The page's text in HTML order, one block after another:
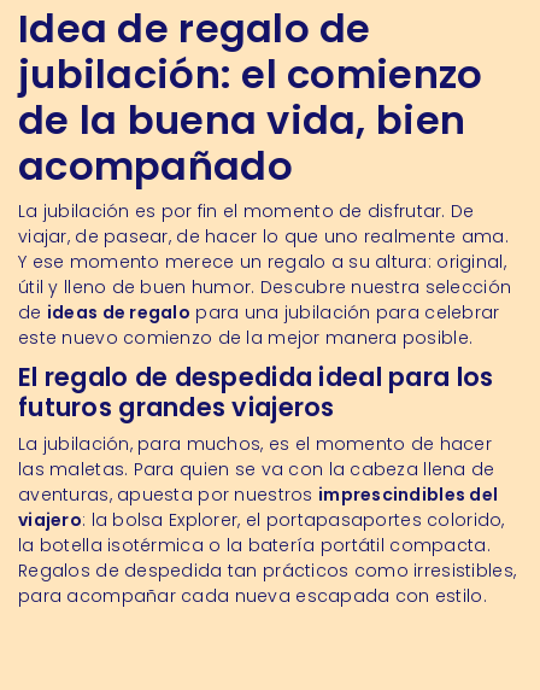
Idea de regalo de
jubilación: el comienzo
de la buena vida, bien
acompañado
La jubilación es por fin el momento de disfrutar. De
viajar, de pasear, de hacer lo que uno realmente ama.
Y ese momento merece un regalo a su altura: original,
útil y lleno de buen humor. Descubre nuestra selección
de ideas de regalo para una jubilación para celebrar
este nuevo comienzo de la mejor manera posible.
El regalo de despedida ideal para los
futuros grandes viajeros
La jubilación, para muchos, es el momento de hacer
las maletas. Para quien se va con la cabeza llena de
aventuras, apuesta por nuestros imprescindibles del
viajero: la bolsa Explorer, el portapasaportes colorido,
la botella isotérmica o la batería portátil compacta.
Regalos de despedida tan prácticos como irresistibles,
para acompañar cada nueva escapada con estilo.